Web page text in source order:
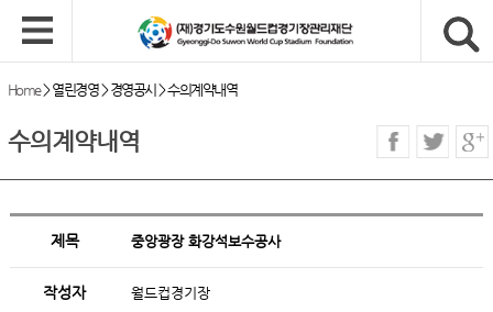
Home>열린경영>경영공시 >수의계약내역
수의계약내역
제목 중앙광장 화강석보수공사
작성자 월드컵경기장